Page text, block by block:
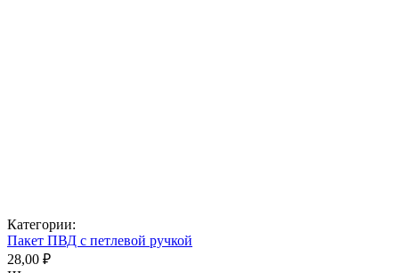
Категории:
Пакет ПВД с петлевой ручкой
28,00 ₽